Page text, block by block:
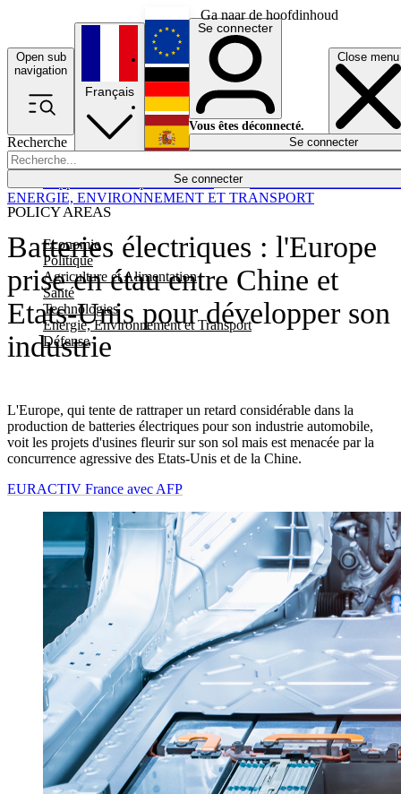
Ga naar de hoofdinhoud
Open sub
navigation
Close menu
Recherche
Se connecter
POLICY AREAS
Economie
Politique
Agriculture et Alimentation
Santé
Technologies
Energie, Environnement et Transport
Défense
Économie
Français
English
Deutsch
Español
Se connecter
Vous êtes déconnecté.
Se connecter
Batteries électriques : l'Europe
prise en étau entre Chine et
Etats-Unis pour développer son
industrie
L'Europe, qui tente de rattraper un retard considérable dans la
production de batteries électriques pour son industrie automobile,
voit les projets d'usines fleurir sur son sol mais est menacée par la
concurrence agressive des Etats-Unis et de la Chine.
ENERGIE, ENVIRONNEMENT ET TRANSPORT
EURACTIV France avec AFP